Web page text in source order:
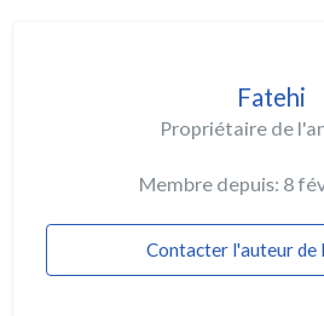
Fatehi
Propriétaire de
Membre depuis: 8
Contacter l'auteur de